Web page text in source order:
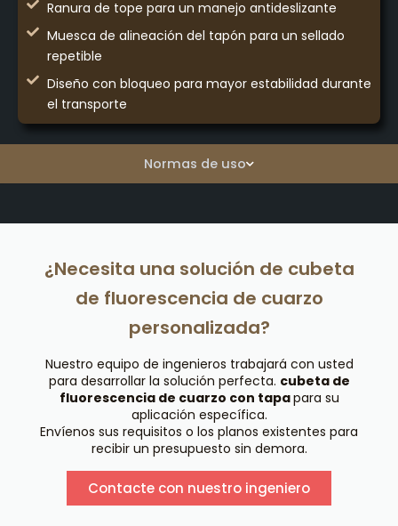
Normas de uso
Ranura de tope para un manejo antideslizante
Muesca de alineación del tapón para un sellado
repetible
Diseño con bloqueo para mayor estabilidad durante
el transporte
¿Necesita una solución de cubeta
de fluorescencia de cuarzo
personalizada?
Nuestro equipo de ingenieros trabajará con usted
para desarrollar la solución perfecta. cubeta de
fluorescencia de cuarzo con tapapara su
aplicación específica.
Envíenos sus requisitos o los planos existentes para
recibir un presupuesto sin demora.
Contacte con nuestro ingeniero